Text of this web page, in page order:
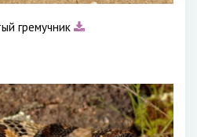
гремучник